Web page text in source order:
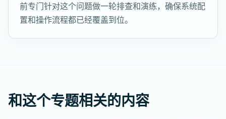
前专门针对这个问题做一轮排查和演练，确保系统配
置和操作流程都已经覆盖到位。
和这个专题相关的内容